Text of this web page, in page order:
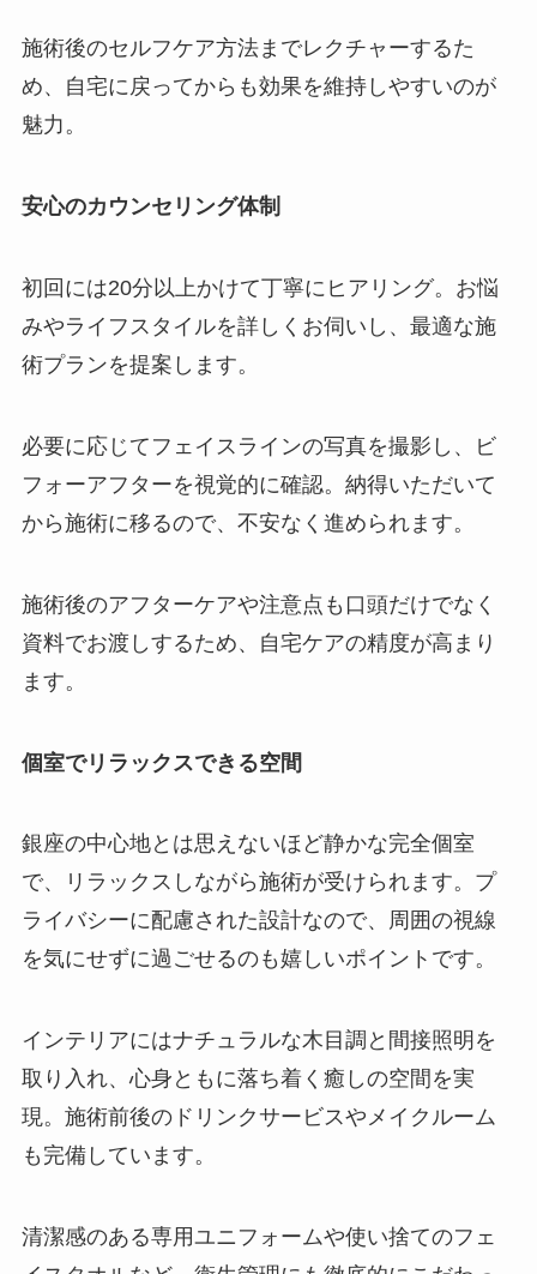
施術後のセルフケア方法までレクチャーするた
め、自宅に戻ってからも効果を維持しやすいのが
魅力。
安心のカウンセリング体制
初回には20分以上かけて丁寧にヒアリング。お悩
みやライフスタイルを詳しくお伺いし、最適な施
術プランを提案します。
必要に応じてフェイスラインの写真を撮影し、ビ
フォーアフターを視覚的に確認。納得いただいて
から施術に移るので、不安なく進められます。
施術後のアフターケアや注意点も口頭だけでなく
資料でお渡しするため、自宅ケアの精度が高まり
ます。
個室でリラックスできる空間
銀座の中心地とは思えないほど静かな完全個室
で、リラックスしながら施術が受けられます。プ
ライバシーに配慮された設計なので、周囲の視線
を気にせずに過ごせるのも嬉しいポイントです。
インテリアにはナチュラルな木目調と間接照明を
取り入れ、心身ともに落ち着く癒しの空間を実
現。施術前後のドリンクサービスやメイクルーム
も完備しています。
清潔感のある専用ユニフォームや使い捨てのフェ